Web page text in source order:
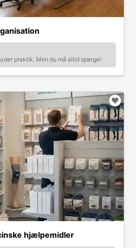
praktik. Men du må altid spørge!
hjælpemidler